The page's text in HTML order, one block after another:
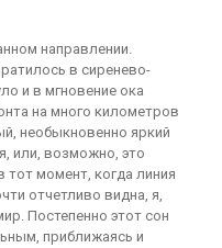
направлении.
в сиренево-
и в мгновение ока
на много километров
необыкновенно яркий
или, возможно, это
тот момент, когда линия
отчетливо видна, я,
Постепенно этот сон
приближаясь и